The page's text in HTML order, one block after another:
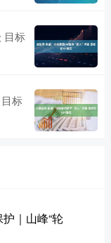
目标
标
｜山峰“轮